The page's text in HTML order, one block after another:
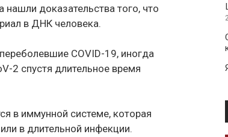
нашли доказательства того, что
в ДНК человека.
COVID-19, иногда
2 спустя длительное время
в иммунной системе, которая
в длительной инфекции.